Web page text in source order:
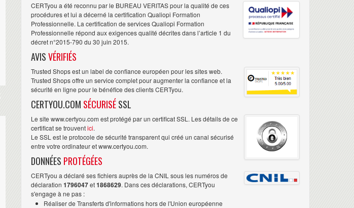
CERTyou a été reconnu par le BUREAU VERITAS pour la qualité de ces
procédures et lui a décerné la certification Qualiopi Formation
Professionnelle. La certification de services Qualiopi Formation
Professionnelle répond aux exigences qualité décrites dans l’article 1 du
décret n°2015-790 du 30 juin 2015.
AVISVÉRIFIÉS
Trusted Shops est un label de confiance européen pour les sites web.
Trusted Shops offre un service complet pour augmenter la confiance et la
sécurité en ligne pour le bénéfice des clients CERTyou.
CERTYOU.COM SÉCURISÉSSL
Le site www.certyou.com est protégé par un certificat SSL. Les détails de ce
certificat se trouventici.
Le SSL est le protocole de sécurité transparent qui créé un canal sécurisé
entre votre ordinateur et www.certyou.com.
DONNÉES PROTÉGÉES
CERTyou a déclaré ses fichiers auprès de la CNIL sous les numéros de
déclaration 1796047et1868629. Dans ces déclarations, CERTyou
s'engage à ne pas :
Réaliser de Transferts d'informations hors de l'Union européenne